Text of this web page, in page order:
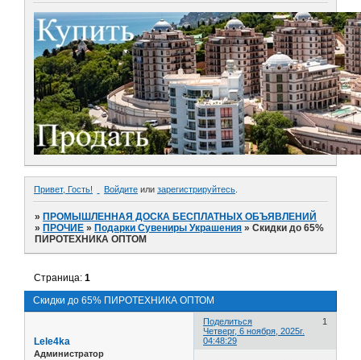
Привет, Гость! Войдите или зарегистрируйтесь
»ПРОМЫШЛЕННАЯ ДОСКА БЕСПЛАТНЫХ ОБЪЯВЛЕНИЙ
»ПРОЧИЕ »Подарки Сувениры Украшения »Скидки до 65%
ПИРОТЕХНИКА ОПТОМ
Скидки до 65% ПИРОТЕХНИКА ОПТОМ
Страница:1
Поделиться
1
Четверг, 6 ноября, 2025г.
04:48:29
Lele4ka
Администратор